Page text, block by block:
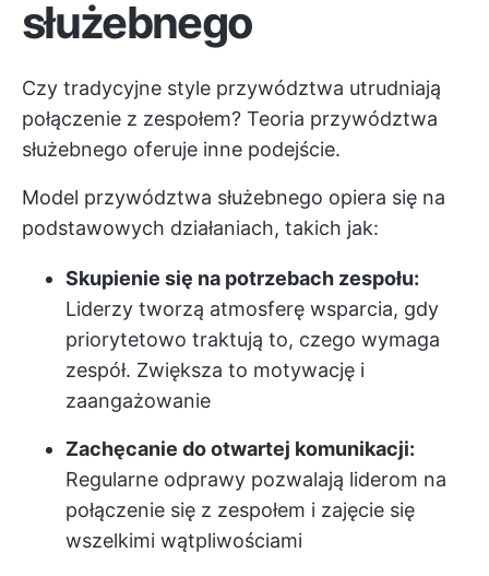
służebnego
Czy tradycyjne style przywództwa utrudniają
połączenie z zespołem? Teoria przywództwa
służebnego oferuje inne podejście.
Model przywództwa służebnego opiera się na
podstawowych działaniach, takich jak:
Skupienie się na potrzebach zespołu:
Liderzy tworzą atmosferę wsparcia, gdy
priorytetowo traktują to, czego wymaga
zespół. Zwiększa to motywację i
zaangażowanie
Zachęcanie do otwartej komunikacji:
Regularne odprawy pozwalają liderom na
połączenie się z zespołem i zajęcie się
wszelkimi wątpliwościami